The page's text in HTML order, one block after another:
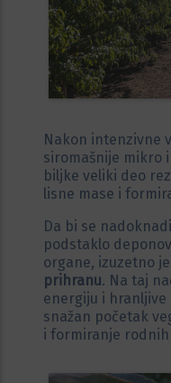
Nakon intenzivne
siromašnije mikro
biljke veliki deo
lisne mase i
Da bi se
podstaklo
organe, izuzetno
prihranu. Na taj
energiju i
snažan početak
i formiranje